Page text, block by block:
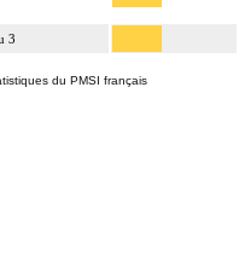
3
du PMSI français